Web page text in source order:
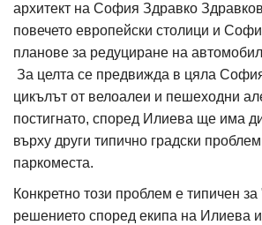
архитект на София Здравко
повечето европейски столици и
планове за редуциране на
За целта се предвижда в цяла
цикълът от велоалеи и пешеходни
постигнато, според Илиева ще има
върху други типично градски
паркоместа.
Конкретно този проблем е типичен
решението според екипа на Илиева